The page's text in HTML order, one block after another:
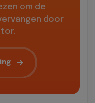
om de
door